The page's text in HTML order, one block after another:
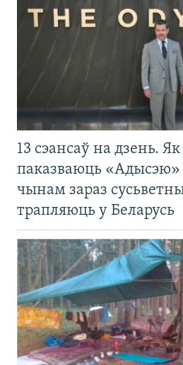
13 сэансаў на дзень.
паказваюць «Адысэю»
чынам зараз
трапляюць у Беларусь